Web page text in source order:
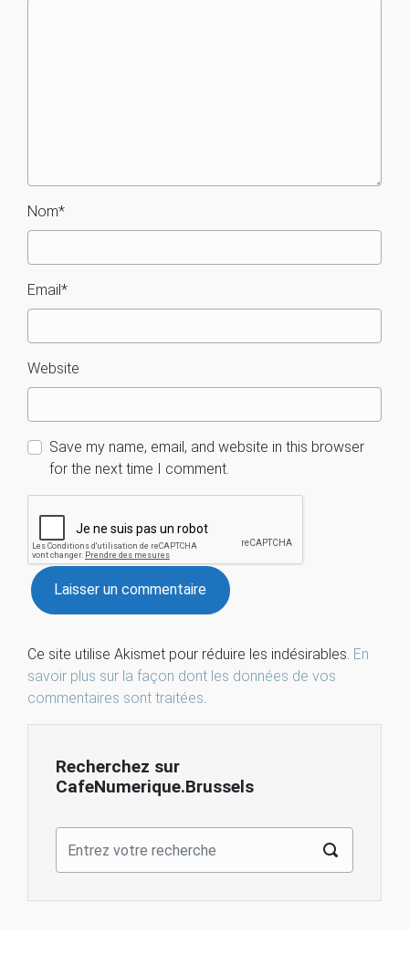
Nom*
Email *
Website
Save my name, email, and website in this browser
for the next time I comment.
Ce site utilise Akismet pour réduire les indésirables. En
savoir plus sur la façon dont les données de vos
commentaires sont traitées
Recherchez sur
CafeNumerique.Brussels